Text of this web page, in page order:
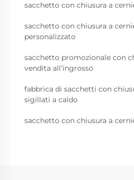
sacchetto con chiusura a
sacchetto con chiusura a
personalizzato
sacchetto promozionale con
vendita all’ingrosso
fabbrica di sacchetti con
sigillati a caldo
sacchetto con chiusura a